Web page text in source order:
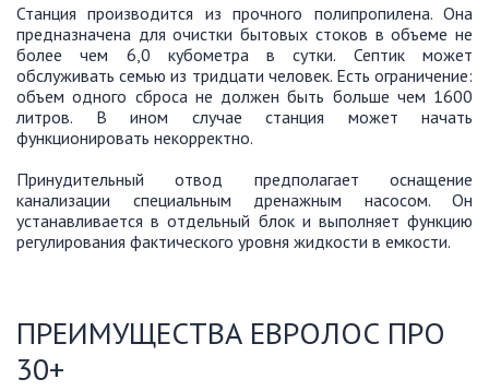
Станция производится из прочного полипропилена. Она
предназначена для очистки бытовых стоков в объеме не
более чем 6,0 кубометра в сутки. Септик может
обслуживать семью из тридцати человек. Есть ограничение:
объем одного сброса не должен быть больше чем 1600
литров. В ином случае станция может начать
функционировать некорректно.
Принудительный отвод предполагает оснащение
канализации специальным дренажным насосом. Он
устанавливается в отдельный блок и выполняет функцию
регулирования фактического уровня жидкости в емкости.
ПРЕИМУЩЕСТВА ЕВРОЛОС ПРО
30+